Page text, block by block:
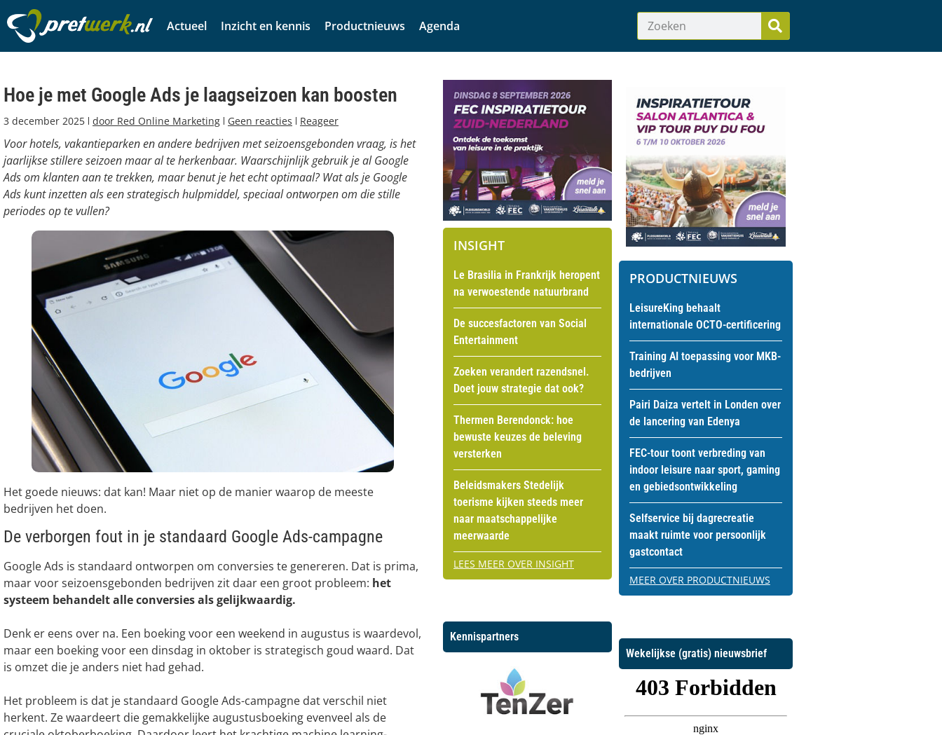
Actueel Inzicht en kennis Productnieuws Agenda
Hoe je met Google Ads je laagseizoen kan boosten
3 december 2025 door Red Online Marketing Geen reacties Reageer
Voor hotels, vakantieparken en andere bedrijven met seizoensgebonden vraag, is het
jaarlijkse stillere seizoen maar al te herkenbaar. Waarschijnlijk gebruik je al Google
Ads om klanten aan te trekken, maar benut je het echt optimaal? Wat als je Google
Ads kunt inzetten als een strategisch hulpmiddel, speciaal ontworpen om die stille
periodes op te vullen?
Het goede nieuws: dat kan! Maar niet op de manier waarop de meeste
bedrijven het doen.
De verborgen fout in je standaard Google Ads-campagne
Google Ads is standaard ontworpen om conversies te genereren. Dat is prima,
maar voor seizoensgebonden bedrijven zit daar een groot probleem: het
systeem behandelt alle conversies als gelijkwaardig.
Denk er eens over na. Een boeking voor een weekend in augustus is waardevol,
maar een boeking voor een dinsdag in oktober is strategisch goud waard. Dat
is omzet die je anders niet had gehad.
Het probleem is dat je standaard Google Ads-campagne dat verschil niet
herkent. Ze waardeert die gemakkelijke augustusboeking evenveel als de
INSIGHT
Le Brasilia in Frankrijk heropent
na verwoestende natuurbrand
De succesfactoren van Social
Entertainment
Zoeken verandert razendsnel.
Doet jouw strategie dat ook?
Thermen Berendonck: hoe
bewuste keuzes de beleving
versterken
Beleidsmakers Stedelijk
toerisme kijken steeds meer
naar maatschappelijke
meerwaarde
LEES MEER OVER INSIGHT
Kennispartners
PRODUCTNIEUWS
LeisureKing behaalt
internationale OCTO-certificering
Training AI toepassing voor MKB-
bedrijven
Pairi Daiza vertelt in Londen over
de lancering van Edenya
FEC-tour toont verbreding van
indoor leisure naar sport, gaming
en gebiedsontwikkeling
Selfservice bij dagrecreatie
maakt ruimte voor persoonlijk
gastcontact
MEER OVER PRODUCTNIEUWS
Wekelijkse (gratis) nieuwsbrief